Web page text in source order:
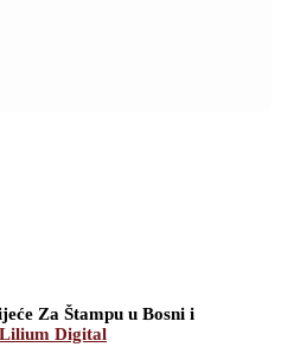
Za Štampu u Bosni i
Lilium Digital